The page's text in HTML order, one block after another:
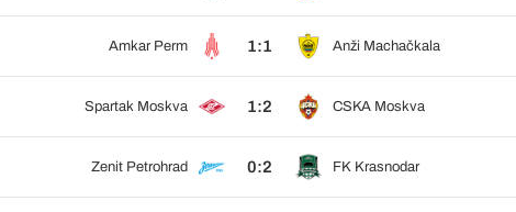
Amkar Perm 1:1 Anži Machačkala
Spartak Moskva 1:2 CSKA Moskva
Zenit Petrohrad 0:2 FK Krasnodar